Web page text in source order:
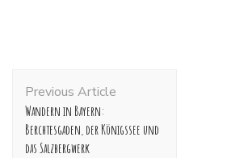
Navigation
Previous Article
Wandern in Bayern:
Berchtesgaden, der Königssee und
das Salzbergwerk